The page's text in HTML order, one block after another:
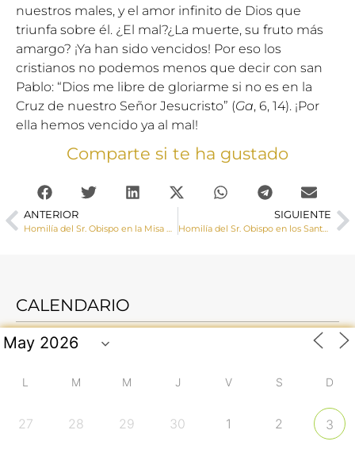
nuestros males, y el amor infinito de Dios que
triunfa sobre él. ¿El mal?¿La muerte, su fruto más
amargo? ¡Ya han sido vencidos! Por eso los
cristianos no podemos menos que decir con san
Pablo: “Dios me libre de gloriarme si no es en la
Cruz de nuestro Señor Jesucristo” (Ga, 6, 14). ¡Por
ella hemos vencido ya al mal!
Comparte si te ha gustado
ANTERIOR SIGUIENTE
Homilía del Sr. Obispo en los Santos Oficios del Viernes Santo
CALENDARIO
L M M J V S D
27 28 29 30 1 2 3